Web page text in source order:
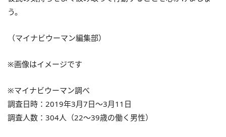
う。
（マイナビウーマン編集部）
※画像はイメージです
※マイナビウーマン調べ
調査日時：2019年3月7日～3月11日
調査人数：304人（22～39歳の働く男性）